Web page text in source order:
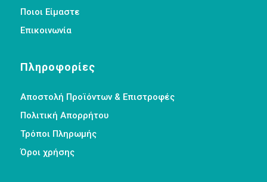
Ποιοι Είμαστε
Επικοινωνία
Πληροφορίες
Αποστολή Προϊόντων & Επιστροφές
Πολιτική Απορρήτου
Τρόποι Πληρωμής
Όροι χρήσης